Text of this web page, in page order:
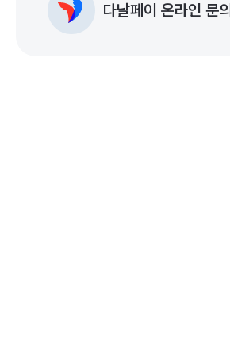
다날페이 온라인 문의